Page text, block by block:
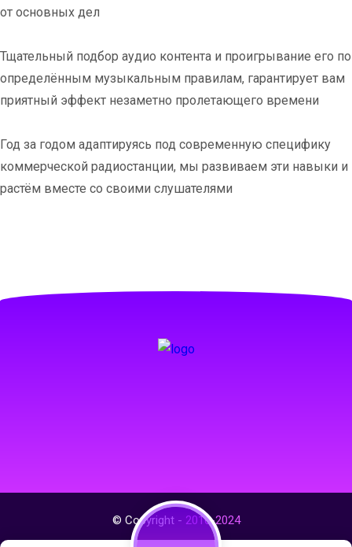
от основных дел
Тщательный подбор аудио контента и проигрывание его по
определённым музыкальным правилам, гарантирует вам
приятный эффект незаметно пролетающего времени
Год за годом адаптируясь под современную специфику
коммерческой радиостанции, мы развиваем эти навыки и
растём вместе со своими слушателями
© Copyright - 2016-2024